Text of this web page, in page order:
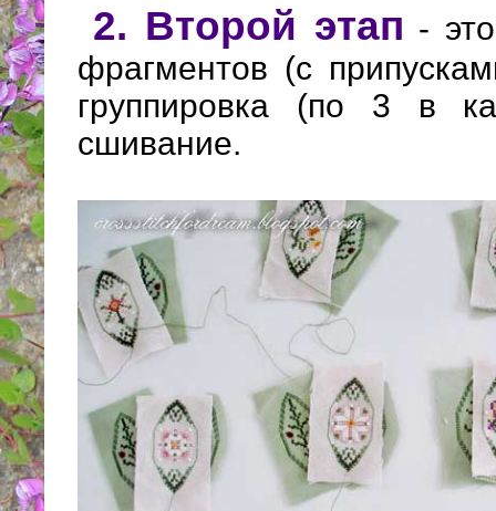
2. Второй этап -
фрагментов (с
группировка (по 3 в
сшивание.